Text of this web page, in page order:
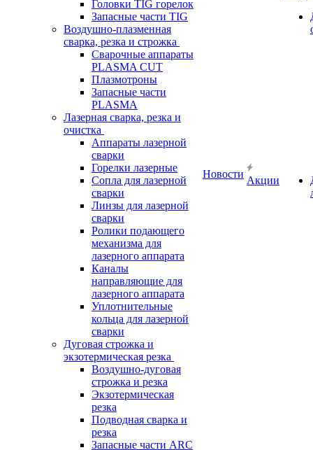
Головки TIG горелок
Запасные части TIG
Воздушно-плазменная
сварка, резка и строжка
Сварочные аппараты
PLASMA CUT
Плазмотроны
Запасные части
PLASMA
Лазерная сварка, резка и
очистка
Аппараты лазерной
сварки
Горелки лазерные
Сопла для лазерной
сварки
Линзы для лазерной
сварки
Ролики подающего
механизма для
лазерного аппарата
Каналы
направляющие для
лазерного аппарата
Уплотнительные
кольца для лазерной
сварки
Дуговая строжка и
экзотермическая резка
Воздушно-дуговая
строжка и резка
Экзотермическая
резка
Подводная сварка и
резка
Запасные части ARC
Новости
Акции